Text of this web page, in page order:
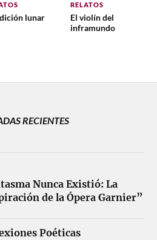
lunar
RELATOS
El violín del
inframundo
RECIENTES
Nunca Existió: La
de la Ópera Garnier”
Poéticas